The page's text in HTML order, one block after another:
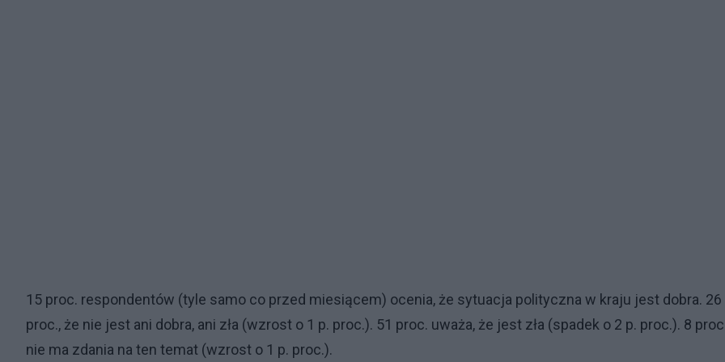
15 proc. respondentów (tyle samo co przed miesiącem) ocenia, że sytuacja polityczna w kraju jest dobra. 26
proc., że nie jest ani dobra, ani zła (wzrost o 1 p. proc.). 51 proc. uważa, że jest zła (spadek o 2 p. proc.). 8
nie ma zdania na ten temat (wzrost o 1 p. proc.).